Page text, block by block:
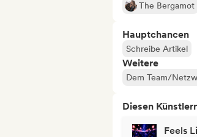
The Bergamot
Hauptchancen
Schreibe Artikel
Weitere
Dem Team/
Diesen
Feels